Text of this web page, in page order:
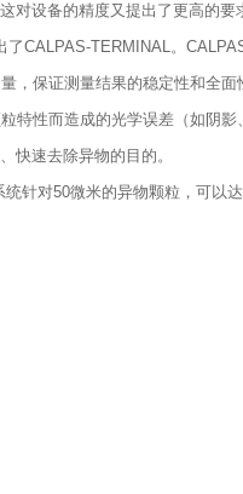
对设备的精度又提出了更高的
了CALPAS-TERMINAL。
，保证测量结果的稳定性和全面
特性而造成的光学误差（如阴影
快速去除异物的目的。
统针对50微米的异物颗粒，可以